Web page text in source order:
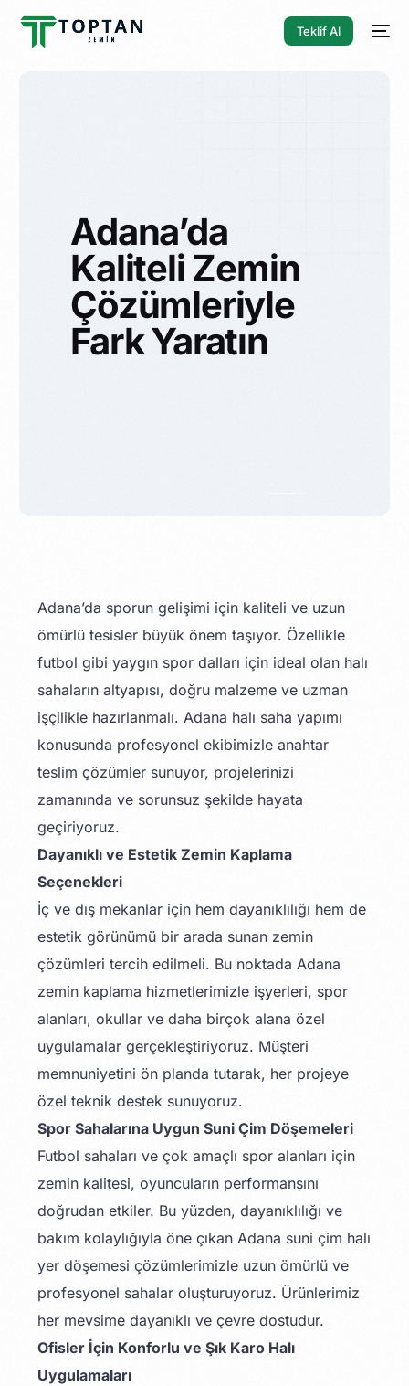
Teklif Al
Adana’da
Kaliteli Zemin
Çözümleriyle
Fark Yaratın
Adana’da sporun gelişimi için kaliteli ve uzun
ömürlü tesisler büyük önem taşıyor. Özellikle
futbol gibi yaygın spor dalları için ideal olan halı
sahaların altyapısı, doğru malzeme ve uzman
işçilikle hazırlanmalı. Adana halı saha yapımı
konusunda profesyonel ekibimizle anahtar
teslim çözümler sunuyor, projelerinizi
zamanında ve sorunsuz şekilde hayata
geçiriyoruz.
Dayanıklı ve Estetik Zemin Kaplama
Seçenekleri
İç ve dış mekanlar için hem dayanıklılığı hem de
estetik görünümü bir arada sunan zemin
çözümleri tercih edilmeli. Bu noktada Adana
zemin kaplama hizmetlerimizle işyerleri, spor
alanları, okullar ve daha birçok alana özel
uygulamalar gerçekleştiriyoruz. Müşteri
memnuniyetini ön planda tutarak, her projeye
özel teknik destek sunuyoruz.
Spor Sahalarına Uygun Suni Çim Döşemeleri
Futbol sahaları ve çok amaçlı spor alanları için
zemin kalitesi, oyuncuların performansını
doğrudan etkiler. Bu yüzden, dayanıklılığı ve
bakım kolaylığıyla öne çıkan Adana suni çim halı
yer döşemesi çözümlerimizle uzun ömürlü ve
profesyonel sahalar oluşturuyoruz. Ürünlerimiz
her mevsime dayanıklı ve çevre dostudur.
Ofisler İçin Konforlu ve Şık Karo Halı
Uygulamaları